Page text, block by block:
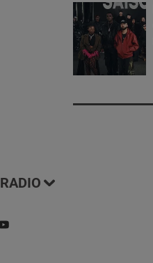
RADIO